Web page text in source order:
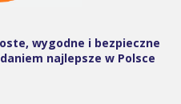
wygodne i bezpieczne
najlepsze w Polsce